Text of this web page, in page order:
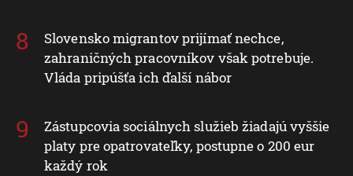
Slovensko migrantov prijímať nechce,
zahraničných pracovníkov však potrebuje.
Vláda pripúšťa ich ďalší nábor
Zástupcovia sociálnych služieb žiadajú vyššie
platy pre opatrovateľky, postupne o 200 eur
každý rok